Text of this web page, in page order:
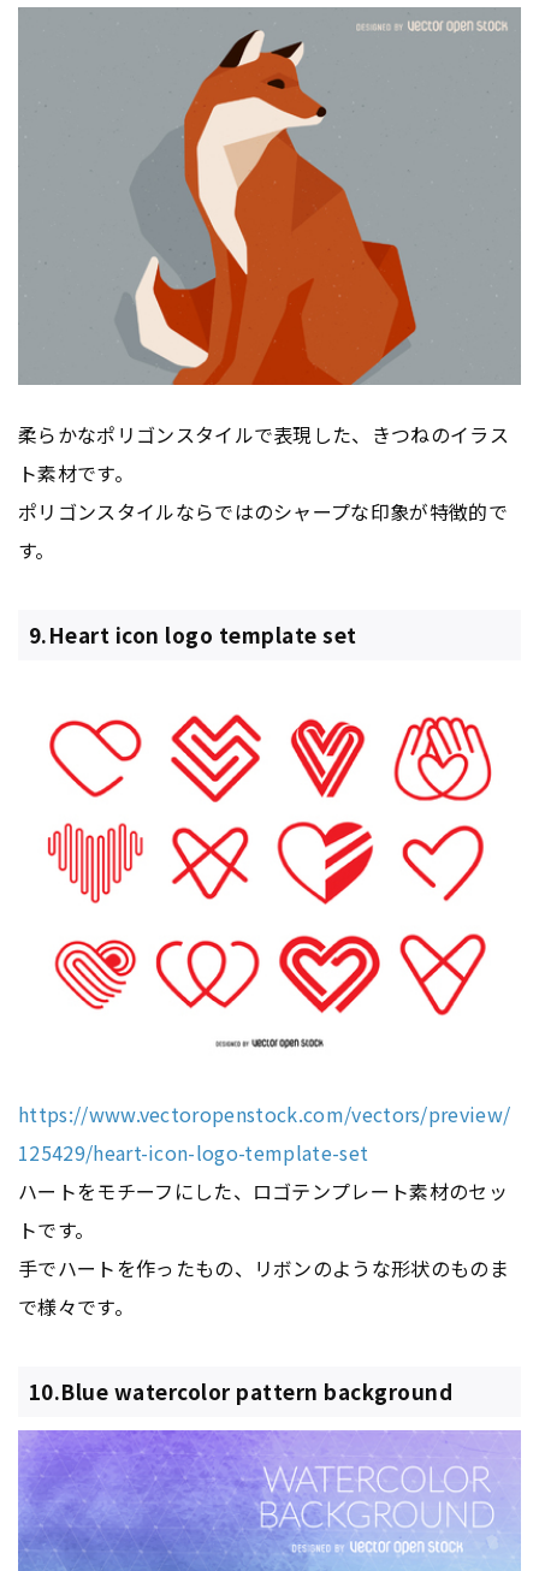
柔らかなポリゴンスタイルで表現した、きつねのイラス
ト素材です。
ポリゴンスタイルならではのシャープな印象が特徴的で
す。
9.Heart icon logo template set
https://www.vectoropenstock.com/vectors/preview/
125429/heart-icon-logo-template-set
ハートをモチーフにした、ロゴテンプレート素材のセッ
トです。
手でハートを作ったもの、リボンのような形状のものま
で様々です。
10.Blue watercolor pattern background